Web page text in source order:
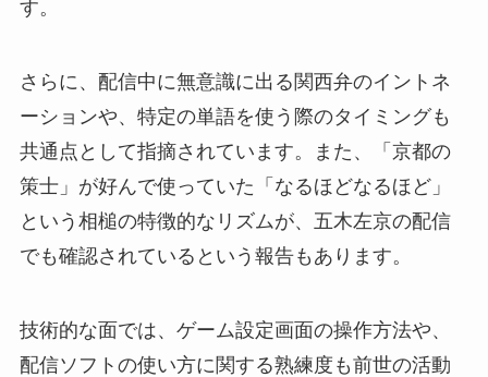
す。
さらに、配信中に無意識に出る関西弁のイントネ
ーションや、特定の単語を使う際のタイミングも
共通点として指摘されています。また、「京都の
策士」が好んで使っていた「なるほどなるほど」
という相槌の特徴的なリズムが、五木左京の配信
でも確認されているという報告もあります。
技術的な面では、ゲーム設定画面の操作方法や、
配信ソフトの使い方に関する熟練度も前世の活動